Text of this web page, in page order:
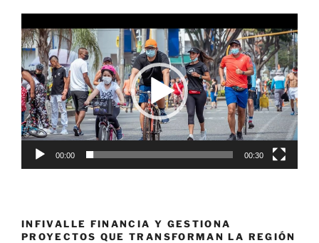
de
vídeo
00:00 00:30
INFIVALLE FINANCIA Y GESTIONA
PROYECTOS QUE TRANSFORMAN LA REGIÓN